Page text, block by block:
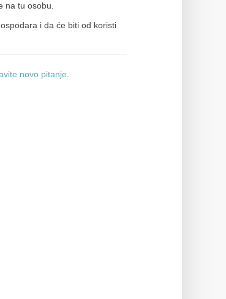
na tu osobu.
i da će biti od koristi
novo pitanje.